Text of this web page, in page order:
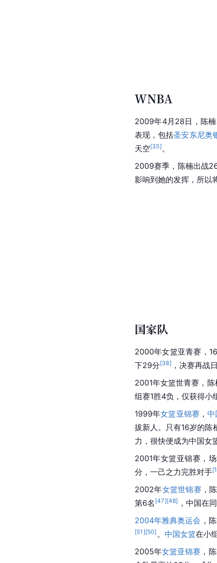
WNBA
2009年4月28日，陈
表现，包括圣安东尼奥
天空[35]。
2009赛季，陈楠出战
影响到她的发挥，所以
国家队
2000年女篮亚青赛 ，
下29分[38] ，决赛再战
2001年女篮世青赛，
组赛1胜4负，仅获得小
1999年女篮亚锦赛 ，中
拔新人。只有16岁的陈
力，很快便成为中国女
2001年女篮亚锦赛，
分 ，一己之力完胜对手[
2002年女篮世锦赛 ，
第6名 [47][48] ，中国在同
2004年雅典奥运会 ，
[51 ][50] 。 中国女篮在小
2005年女篮亚锦赛 ，